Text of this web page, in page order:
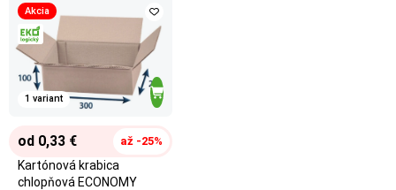
Akcia
1 variant
od 0,33 € až -25%
Kartónová krabica
chlopňová ECONOMY